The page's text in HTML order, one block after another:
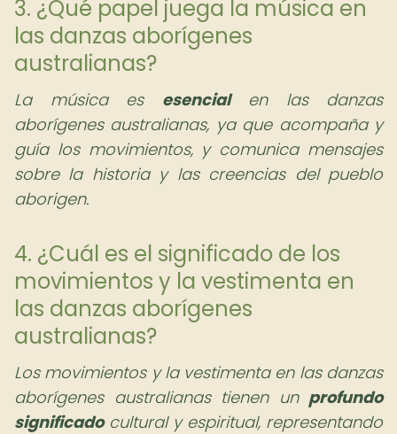
3. ¿Qué papel juega la música en
las danzas aborígenes
australianas?
La música es esencialen las danzas
aborígenes australianas, ya que acompaña y
guía los movimientos, y comunica mensajes
sobre la historia y las creencias del pueblo
aborigen.
4. ¿Cuál es el significado de los
movimientos y la vestimenta en
las danzas aborígenes
australianas?
Los movimientos y la vestimenta en las danzas
aborígenes australianas tienen un profundo
significadocultural y espiritual, representando